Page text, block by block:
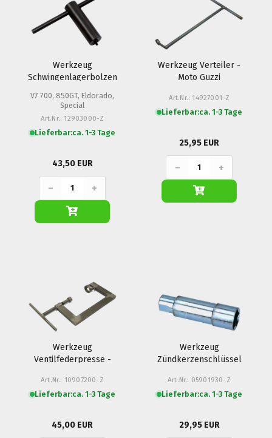
Werkzeug
Schwingenlagerbolzen
GT)
V7 700, 850GT, Eldorado,
Special
Art.Nr.: 12903000-Z
Lieferbar:ca. 1-3 Tage
43,50 EUR
− +
Werkzeug Verteiler -
Moto Guzzi
Art.Nr.: 14927001-Z
Lieferbar:ca. 1-3 Tage
25,95 EUR
− +
Werkzeug
Ventilfederpresse -
Art.Nr.: 10907200-Z
Lieferbar:ca. 1-3 Tage
45,00 EUR
Werkzeug
Zündkerzenschlüssel
Art.Nr.: 05901930-Z
Lieferbar:ca. 1-3 Tage
29,95 EUR